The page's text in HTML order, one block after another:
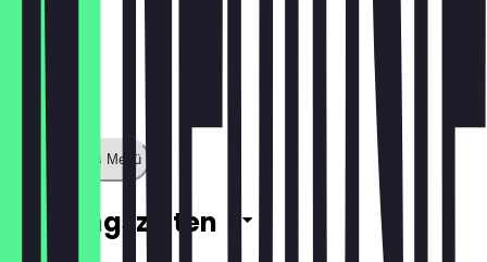
Zeige ganzes Menü
Öffnungszeiten